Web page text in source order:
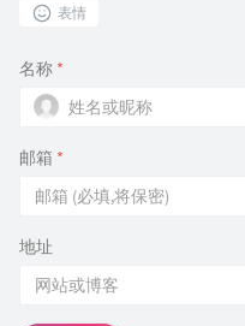
表情
名称 *
邮箱 *
地址